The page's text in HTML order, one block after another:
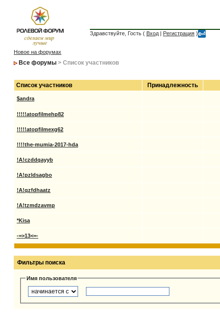
Здравствуйте, Гость ( Вход | Регистрация )
Новое на форумах
Все форумы > Список участников
Список участников Принадлежность
$andra
!!!!!atopfilmehp82
!!!!!atopfilmexg62
!!!!the-mumia-2017-hda
!A!czddqayyb
!A!pzldsagbo
!A!qzfdhaatz
!A!tzmdzavmp
*Kisa
-=>13<=-
Фильтры поиска
Имя пользователя